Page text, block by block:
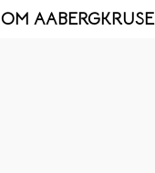
OM AABERGKRUSE